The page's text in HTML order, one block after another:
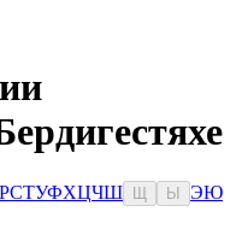
РСТУФХЦЧШ Ы ЭЮ